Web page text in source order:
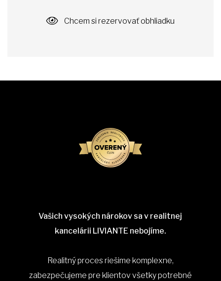
Chcem si rezervovať obhliadku
Vašich vysokých nárokov sa v realitnej
kancelárii LIVIANTE nebojíme.
Realitný proces riešime komplexne,
zabezpečujeme pre klientov všetky potrebné